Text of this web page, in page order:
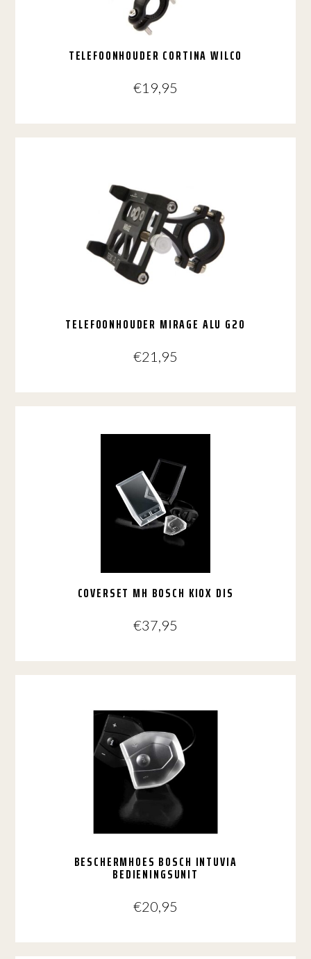
TELEFOONHOUDER CORTINA WILCO
€19,95
TELEFOONHOUDER MIRAGE ALU G20
€21,95
COVERSET MH BOSCH KIOX DIS
€37,95
BESCHERMHOES BOSCH INTUVIA
BEDIENINGSUNIT
€20,95